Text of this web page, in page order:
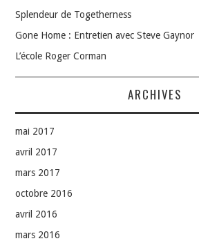
Splendeur de Togetherness
Gone Home : Entretien avec Steve Gaynor
L’école Roger Corman
ARCHIVES
mai 2017
avril 2017
mars 2017
octobre 2016
avril 2016
mars 2016